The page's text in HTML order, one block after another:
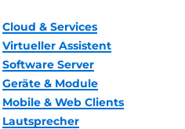
Cloud & Services
Virtueller Assistent
Software Server
Geräte & Module
Mobile & Web Clients
Lautsprecher